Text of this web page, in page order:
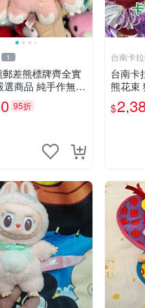
1
差熊標牌齊全實
選商品 純手作無修
郵差熊 Momo熊
95折
台南卡
台南卡
熊花束
物 二
明天到
$